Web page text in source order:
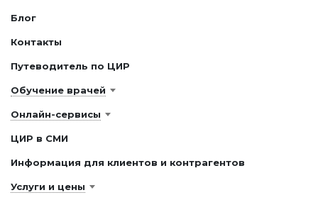
Блог
Контакты
Путеводитель по ЦИР
Обучение врачей
Онлайн-сервисы
ЦИР в СМИ
Информация для клиентов и контрагентов
Услуги и цены